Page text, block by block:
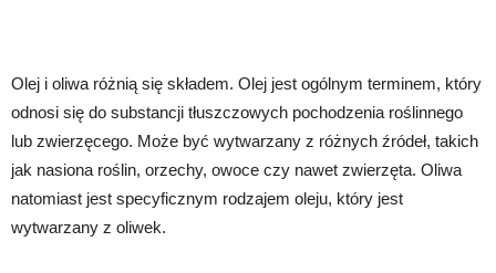
Olej i oliwa różnią się składem. Olej jest ogólnym terminem, który
odnosi się do substancji tłuszczowych pochodzenia roślinnego
lub zwierzęcego. Może być wytwarzany z różnych źródeł, takich
jak nasiona roślin, orzechy, owoce czy nawet zwierzęta. Oliwa
natomiast jest specyficznym rodzajem oleju, który jest
wytwarzany z oliwek.